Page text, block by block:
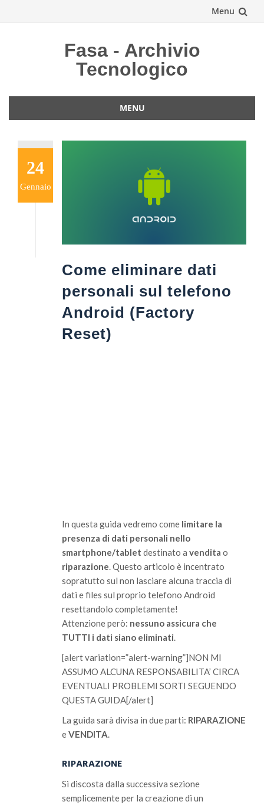
Menu
Fasa - Archivio
Tecnologico
MENU
contenuto
24
Gennaio
Come eliminare dati
personali sul telefono
Android (Factory
Reset)
In questa guida vedremo come limitare la
presenza di dati personali nello
smartphone/tablet destinato a vendita o
riparazione. Questo articolo è incentrato
sopratutto sul non lasciare alcuna traccia di
dati e files sul proprio telefono Android
resettandolo completamente!
Attenzione però: nessuno assicura che
TUTTI i dati siano eliminati.
[alert variation=”alert-warning”]NON MI
ASSUMO ALCUNA RESPONSABILITA’ CIRCA
EVENTUALI PROBLEMI SORTI SEGUENDO
QUESTA GUIDA[/alert]
La guida sarà divisa in due parti: RIPARAZIONE
eVENDITA.
RIPARAZIONE
Si discosta dalla successiva sezione
semplicemente per la creazione di un